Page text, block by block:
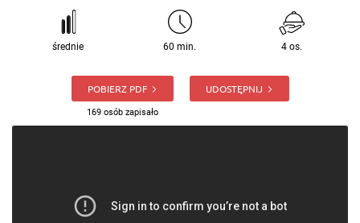
średnie 60 min. 4 os.
POBIERZ PDF
169 osób zapisało
UDOSTĘPNIJ